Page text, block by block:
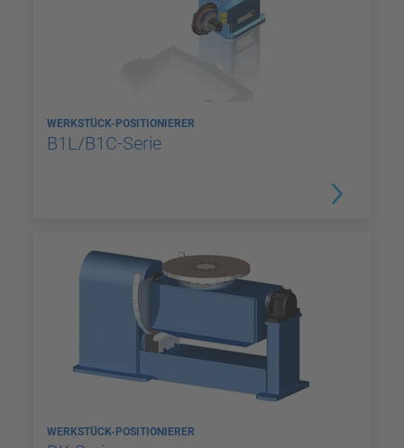
WERKSTÜCK-POSITIONIERER
B1L/B1C-Serie
WERKSTÜCK-POSITIONIERER